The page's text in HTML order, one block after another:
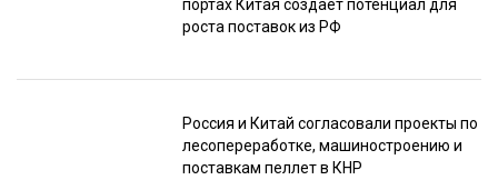
портах Китая создаёт потенциал для
роста поставок из РФ
Россия и Китай согласовали проекты по
лесопереработке, машиностроению и
поставкам пеллет в КНР